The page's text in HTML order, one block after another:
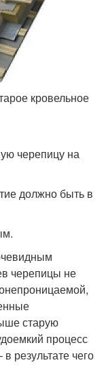
кровельное
черепицу на
должно быть в
черепицы не
старую
процесс
результате чего